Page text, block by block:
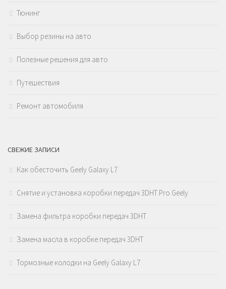
Тюнинг
Выбор резины на авто
Полезные решения для авто
Путешествия
Ремонт автомобиля
СВЕЖИЕ ЗАПИСИ
Как обесточить Geely Galaxy L7
Снятие и установка коробки передач 3DHT Pro Geely
Замена фильтра коробки передач 3DHT
Замена масла в коробке передач 3DHT
Тормозные колодки на Geely Galaxy L7